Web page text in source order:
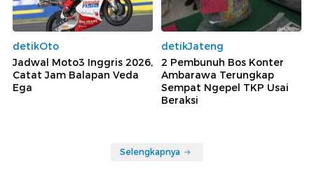
detikOto
Jadwal Moto3 Inggris 2026,
Catat Jam Balapan Veda
Ega
detikJateng
2 Pembunuh Bos Konter
Ambarawa Terungkap
Sempat Ngepel TKP Usai
Beraksi
Selengkapnya